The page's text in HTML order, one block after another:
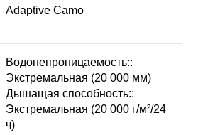
Adaptive Camo
Водонепроницаемость::
Экстремальная (20 000 мм)
Дышащая способность::
Экстремальная (20 000 г/м²/24
ч)